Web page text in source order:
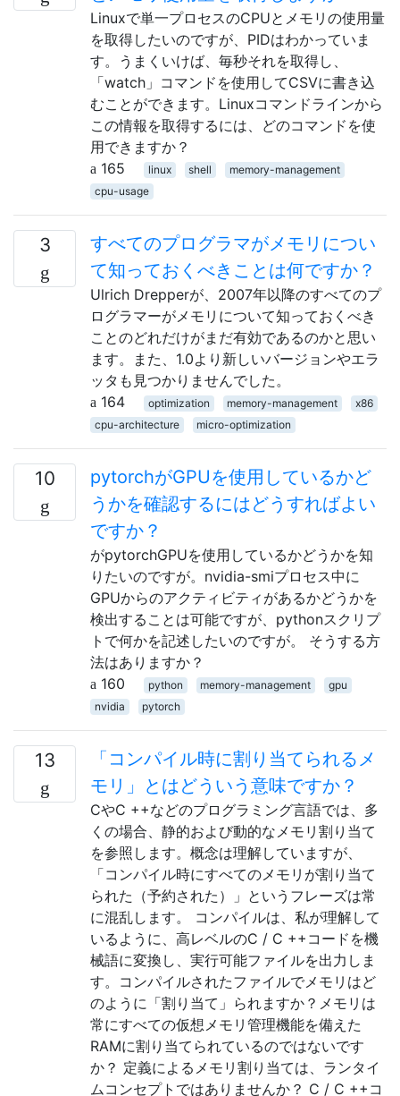
Linuxで単一プロセスのCPUとメモリの使用量
を取得したいのですが、PIDはわかっていま
す。うまくいけば、毎秒それを取得し、
「watch」コマンドを使用してCSVに書き込
むことができます。Linuxコマンドラインから
この情報を取得するには、どのコマンドを使
用できますか？
165
linux shell
memory-management
cpu-usage
3
すべてのプログラマがメモリについ
て知っておくべきことは何ですか？
Ulrich Drepperが、2007年以降のすべてのプ
ログラマーがメモリについて知っておくべき
ことのどれだけがまだ有効であるのかと思い
ます。また、1.0より新しいバージョンやエラ
ッタも見つかりませんでした。
164
optimization memory-management
x86
cpu-architecture
micro-optimization
10
pytorchがGPUを使用しているかど
うかを確認するにはどうすればよい
ですか？
がpytorchGPUを使用しているかどうかを知
りたいのですが。nvidia-smiプロセス中に
GPUからのアクティビティがあるかどうかを
検出することは可能ですが、pythonスクリプ
トで何かを記述したいのですが。 そうする方
法はありますか？
160
python memory-management
gpu
nvidia
pytorch
13
「コンパイル時に割り当てられるメ
モリ」とはどういう意味ですか？
CやC ++などのプログラミング言語では、多
くの場合、静的および動的なメモリ割り当て
を参照します。概念は理解していますが、
「コンパイル時にすべてのメモリが割り当て
られた（予約された）」というフレーズは常
に混乱します。 コンパイルは、私が理解して
いるように、高レベルのC / C ++コードを機
械語に変換し、実行可能ファイルを出力しま
す。コンパイルされたファイルでメモリはど
のように「割り当て」られますか？メモリは
常にすべての仮想メモリ管理機能を備えた
RAMに割り当てられているのではないです
か？ 定義によるメモリ割り当ては、ランタイ
ムコンセプトではありませんか？ C / C ++コ